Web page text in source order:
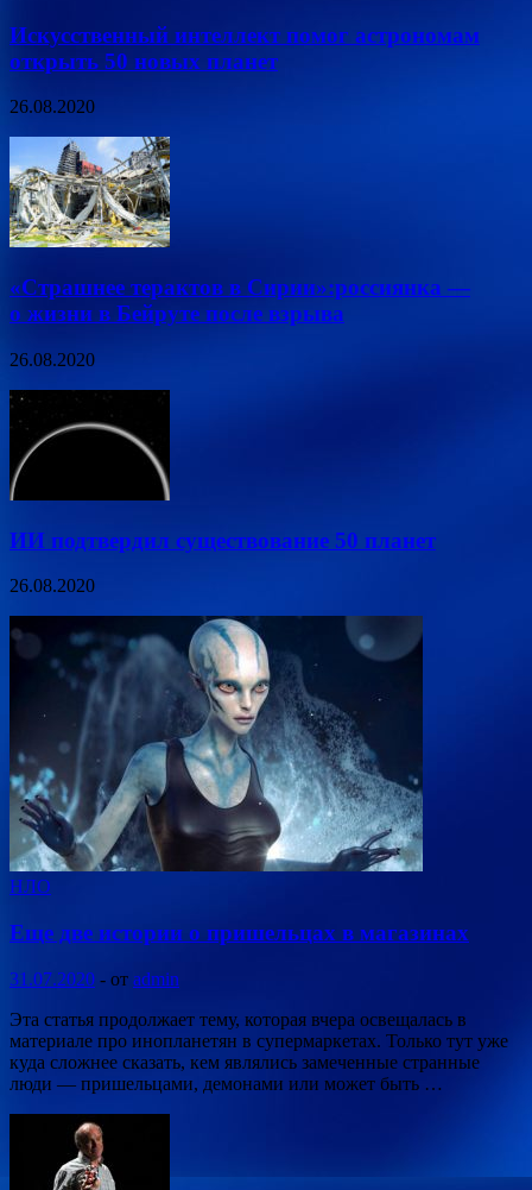
Искусственный интеллект помог астрономам
открыть 50 новых планет
26.08.2020
«Страшнее терактов в Сирии»:россиянка —
о жизни в Бейруте после взрыва
26.08.2020
ИИ подтвердил существование 50 планет
26.08.2020
НЛО
Еще две истории о пришельцах в магазинах
31.07.2020 - от admin
Эта статья продолжает тему, которая вчера освещалась в
материале про инопланетян в супермаркетах. Только тут уже
куда сложнее сказать, кем являлись замеченные странные
люди — пришельцами, демонами или может быть …